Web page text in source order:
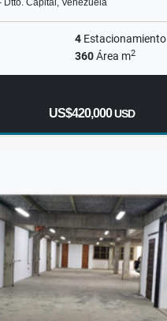
Dtto. Capital, Venezuela
4 Estacionamiento
360Área m2
US$420,000USD